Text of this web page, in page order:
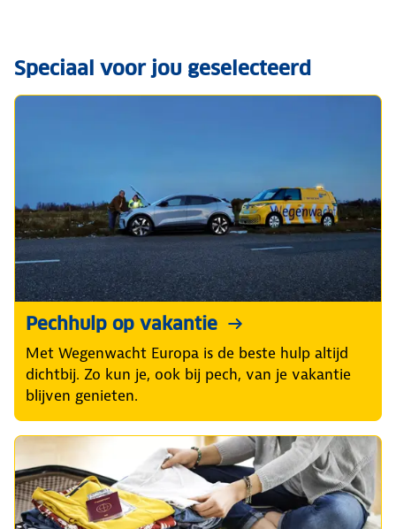
Speciaal voor jou geselecteerd
Pechhulp op vakantie
Met Wegenwacht Europa is de beste hulp altijd
dichtbij. Zo kun je, ook bij pech, van je vakantie
blijven genieten.